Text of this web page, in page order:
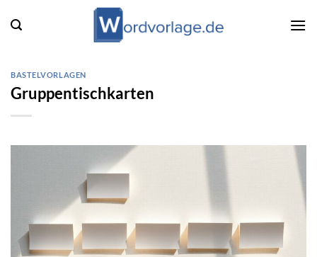
Inhalt
BASTELVORLAGEN
Gruppentischkarten